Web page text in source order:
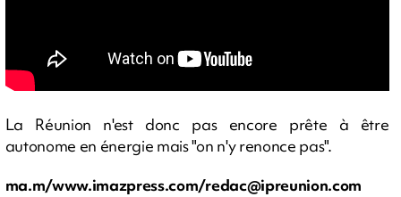
La Réunion n'est donc pas encore prête à être
autonome en énergie mais "on n'y renonce pas".
ma.m/www.imazpress.com/redac@ipreunion.com